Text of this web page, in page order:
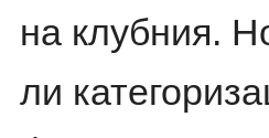
на клубния.
ли